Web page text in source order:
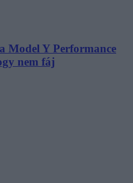
Model Y Performance
nem fáj